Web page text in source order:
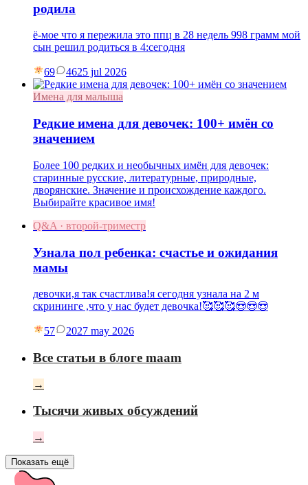
родила
ё-мое что я пережила это ппц в 28 недель 998 грамм мой
сын решил родиться в 4:сегодня
69 4625 jul 2026
Имена для малыша
Редкие имена для девочек: 100+ имён со
значением
Более 100 редких и необычных имён для девочек:
старинные русские, литературные, природные,
дворянские. Значение и происхождение каждого.
Выбирайте красивое имя!
Q&A · второй-триместр
Узнала пол ребенка: счастье и ожидания
мамы
девочки,я так счастлива!я сегодня узнала на 2 м
скрининге ,что у нас будет девочка!🥰🥰🥰😍😍😍
57 2027 may 2026
Все статьи в блоге maam
→
Тысячи живых обсуждений
→
Показать ещё